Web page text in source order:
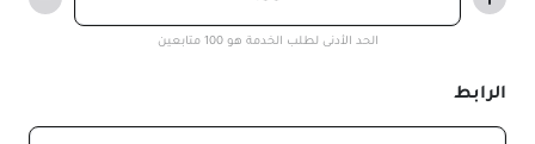
الحد الأدنى لطلب الخدمة هو 100 متابعين
الرابط